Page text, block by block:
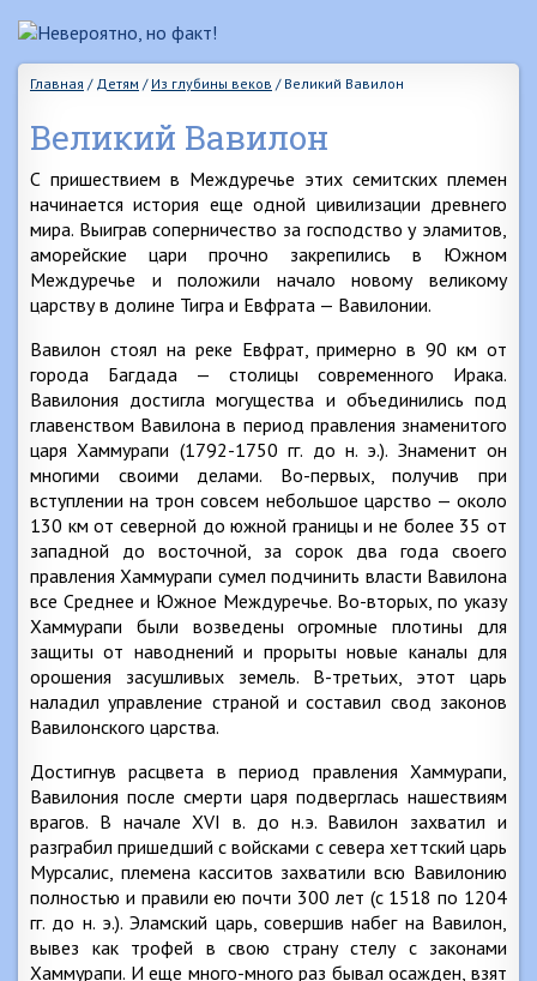
Главная / Детям / Из глубины веков / Великий Вавилон
Великий Вавилон
С пришествием в Междуречье этих семитских племен
начинается история еще одной цивилизации древнего
мира. Выиграв соперничество за господство у эламитов,
аморейские цари прочно закрепились в Южном
Междуречье и положили начало новому великому
царству в долине Тигра и Евфрата — Вавилонии.
Вавилон стоял на реке Евфрат, примерно в 90 км от
города Багдада — столицы современного Ирака.
Вавилония достигла могущества и объединились под
главенством Вавилона в период правления знаменитого
царя Хаммурапи (1792-1750 гг. до н. э.). Знаменит он
многими своими делами. Во-первых, получив при
вступлении на трон совсем небольшое царство — около
130 км от северной до южной границы и не более 35 от
западной до восточной, за сорок два года своего
правления Хаммурапи сумел подчинить власти Вавилона
все Среднее и Южное Междуречье. Во-вторых, по указу
Хаммурапи были возведены огромные плотины для
защиты от наводнений и прорыты новые каналы для
орошения засушливых земель. В-третьих, этот царь
наладил управление страной и составил свод законов
Вавилонского царства.
Достигнув расцвета в период правления Хаммурапи,
Вавилония после смерти царя подверглась нашествиям
врагов. В начале XVI в. до н.э. Вавилон захватил и
разграбил пришедший с войсками с севера хеттский царь
Мурсалис, племена касситов захватили всю Вавилонию
полностью и правили ею почти 300 лет (с 1518 по 1204
гг. до н. э.). Эламский царь, совершив набег на Вавилон,
вывез как трофей в свою страну стелу с законами
Хаммурапи. И еще много-много раз бывал осажден, взят